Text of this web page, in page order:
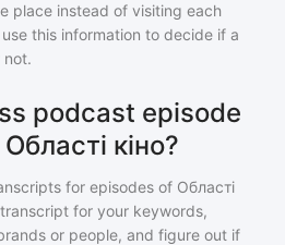
place instead of visiting each
this information to decide if a
not.
podcast episode
кіно?
for episodes of Області
for your keywords,
or people, and figure out if